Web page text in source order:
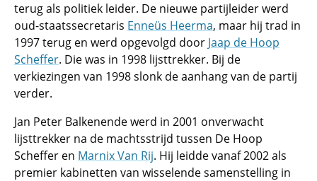
terug als politiek leider. De nieuwe partijleider werd
oud-staatssecretaris Enneüs Heerma, maar hij trad in
1997 terug en werd opgevolgd door Jaap de Hoop
Scheffer. Die was in 1998 lijsttrekker. Bij de
verkiezingen van 1998 slonk de aanhang van de partij
verder.
Jan Peter Balkenende werd in 2001 onverwacht
lijsttrekker na de machtsstrijd tussen De Hoop
Scheffer en Marnix Van Rij. Hij leidde vanaf 2002 als
premier kabinetten van wisselende samenstelling in